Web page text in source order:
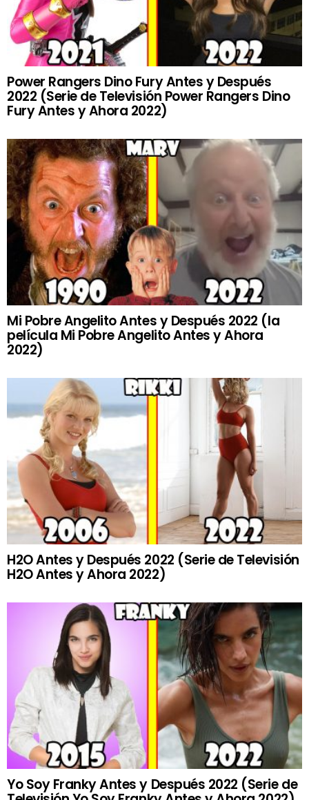
Power Rangers Dino Fury Antes y Después
2022 (Serie de Televisión Power Rangers Dino
Fury Antes y Ahora 2022)
Mi Pobre Angelito Antes y Después 2022 (la
película Mi Pobre Angelito Antes y Ahora
2022)
H2O Antes y Después 2022 (Serie de Televisión
H2O Antes y Ahora 2022)
Yo Soy Franky Antes y Después 2022 (Serie de